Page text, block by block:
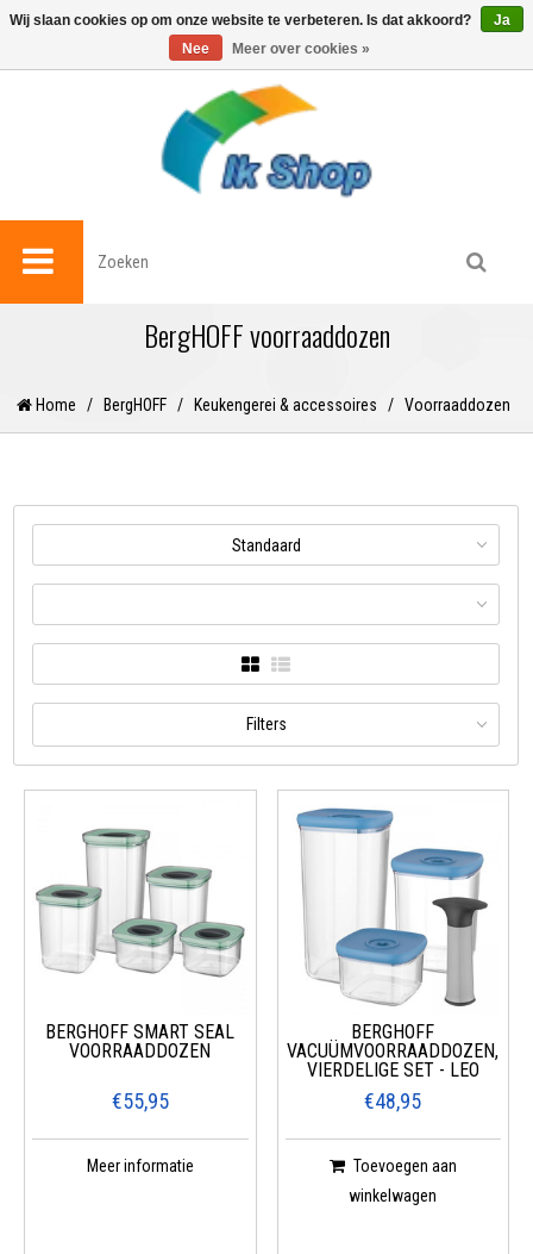
0
BergHOFF voorraaddozen
Home / BergHOFF / Keukengerei & accessoires / Voorraaddozen
Standaard
Filters
BERGHOFF SMART SEAL
VOORRAADDOZEN
€55,95
Meer informatie
BERGHOFF
VACUÜMVOORRAADDOZEN,
VIERDELIGE SET - LEO
€48,95
Toevoegen aan
winkelwagen
Wij slaan cookies op om onze website te verbeteren. Is dat akkoord?
Ja
Nee
Meer over cookies »